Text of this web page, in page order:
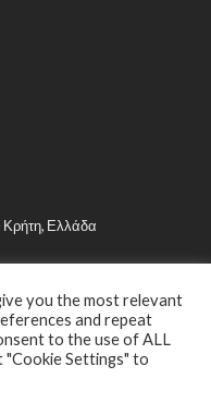
Κρήτη, Ελλάδα
you the most relevant
and repeat
to the use of ALL
"Cookie Settings" to